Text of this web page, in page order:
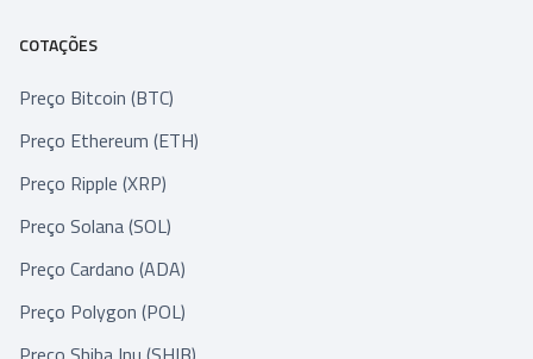
COTAÇÕES
Preço Bitcoin (BTC)
Preço Ethereum (ETH)
Preço Ripple (XRP)
Preço Solana (SOL)
Preço Cardano (ADA)
Preço Polygon (POL)